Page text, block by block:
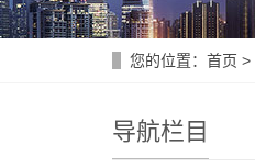
您的位置： 首页 >
导航栏目